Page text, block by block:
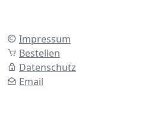
Impressum
Bestellen
Datenschutz
Email